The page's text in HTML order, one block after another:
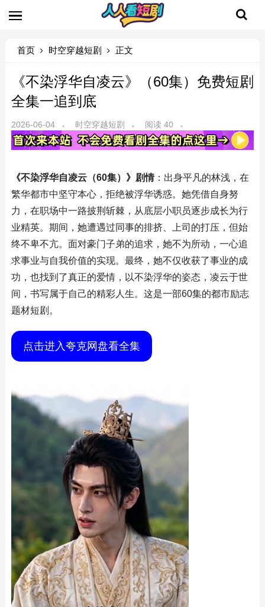
首页 时空穿越短剧 正文
《不染浮华自凌云》（60集）免费短剧
全集一追到底
2026-06-04 时空穿越短剧 阅读 40
《不染浮华自凌云（60集）》剧情：出身平凡的林浅，在
繁华都市中坚守本心，拒绝被浮华诱惑。她凭借自身努
力，在职场中一路披荆斩棘，从底层小职员逐步成长为行
业精英。期间，她遭遇过同事的排挤、上司的打压，但始
终不卑不亢。面对豪门子弟的追求，她不为所动，一心追
求事业与自我价值的实现。最终，她不仅收获了事业的成
功，也找到了真正的爱情，以不染浮华的姿态，凌云于世
间，书写属于自己的精彩人生。这是一部60集的都市励志
题材短剧。
点击进入夸克网盘看全集